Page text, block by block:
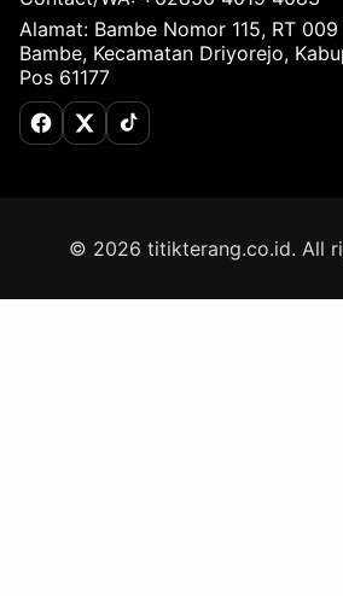
Alamat: Bambe Nomor 115, RT
Bambe, Kecamatan Driyorejo,
Pos 61177
Facebook
X (Twitter)
TikTok
© 2026 titikterang.co.id. All